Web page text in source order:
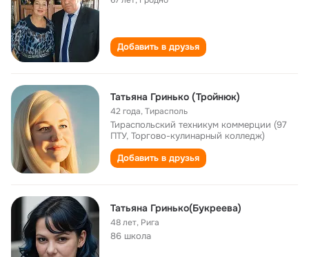
Добавить в друзья
Татьяна Гринько (Тройнюк)
42 года,Тирасполь
Тираспольский техникум коммерции (97
ПТУ, Торгово-кулинарный колледж)
Добавить в друзья
Татьяна Гринько(Букреева)
48 лет, Рига
86 школа